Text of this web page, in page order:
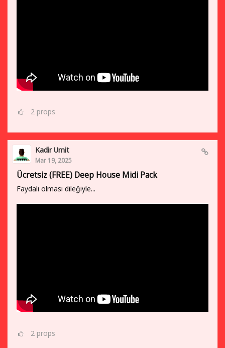
2 props
Kadir Umit
Mar 19, 2025
Ücretsiz (FREE) Deep House Midi Pack
Faydalı olması dileğiyle...
2 props